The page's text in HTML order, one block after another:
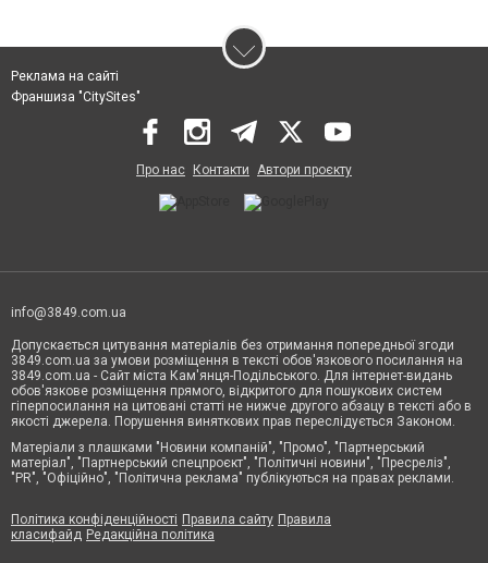
Реклама на сайті
Франшиза "CitySites"
Про нас Контакти Автори проєкту
info@3849.com.ua
Допускається цитування матеріалів без отримання попередньої згоди
3849.com.ua за умови розміщення в тексті обов'язкового посилання на
3849.com.ua - Сайт міста Кам'янця-Подільського. Для інтернет-видань
обов'язкове розміщення прямого, відкритого для пошукових систем
гіперпосилання на цитовані статті не нижче другого абзацу в тексті або в
якості джерела. Порушення виняткових прав переслідується Законом.
Матеріали з плашками "Новини компаній", "Промо", "Партнерський
матеріал", "Партнерський спецпроєкт", "Політичні новини", "Пресреліз",
"PR", "Офіційно", "Політична реклама" публікуються на правах реклами.
Політика конфіденційності Правила сайту Правила
класифайд Редакційна політика